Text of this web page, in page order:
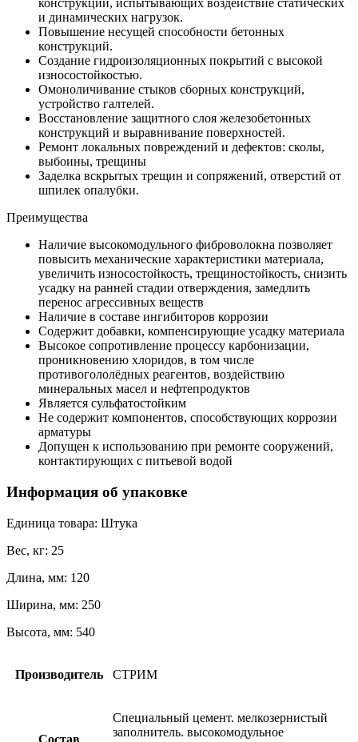
конструкций, испытывающих воздействие статических
и динамических нагрузок.
Повышение несущей способности бетонных
конструкций.
Создание гидроизоляционных покрытий с высокой
износостойкостью.
Омоноличивание стыков сборных конструкций,
устройство галтелей.
Восстановление защитного слоя железобетонных
конструкций и выравнивание поверхностей.
Ремонт локальных повреждений и дефектов: сколы,
выбоины, трещины
Заделка вскрытых трещин и сопряжений, отверстий от
шпилек опалубки.
Преимущества
Наличие высокомодульного фиброволокна позволяет
повысить механические характеристики материала,
увеличить износостойкость, трещиностойкость, снизить
усадку на ранней стадии отверждения, замедлить
перенос агрессивных веществ
Наличие в составе ингибиторов коррозии
Содержит добавки, компенсирующие усадку материала
Высокое сопротивление процессу карбонизации,
проникновению хлоридов, в том числе
противогололёдных реагентов, воздействию
минеральных масел и нефтепродуктов
Является сульфатостойким
Не содержит компонентов, способствующих коррозии
арматуры
Допущен к использованию при ремонте сооружений,
контактирующих с питьевой водой
Информация об упаковке
Единица товара: Штука
Вес, кг: 25
Длина, мм: 120
Ширина, мм: 250
Высота, мм: 540
Производитель СТРИМ
Состав
Специальный цемент. мелкозернистый
заполнитель. высокомодульное